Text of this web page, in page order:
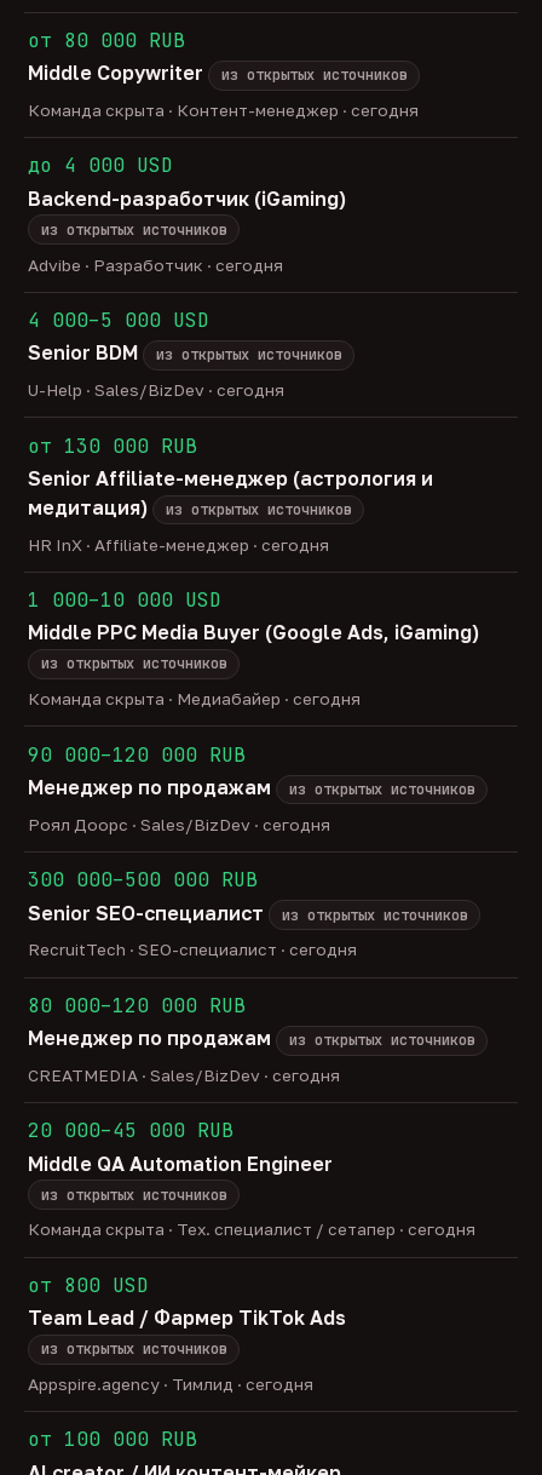
от 80 000 RUB
Middle Copywriter
из открытых источников
Команда скрыта · Контент-менеджер · сегодня
до 4 000 USD
Backend-разработчик (iGaming)
из открытых источников
Advibe · Разработчик · сегодня
4 000–5 000 USD
Senior BDM
из открытых источников
U-Help · Sales/BizDev · сегодня
от 130 000 RUB
Senior Affiliate-менеджер (астрология и
медитация)
из открытых источников
HR InX · Affiliate-менеджер · сегодня
1 000–10 000 USD
Middle PPC Media Buyer (Google Ads, iGaming)
из открытых источников
Команда скрыта · Медиабайер · сегодня
90 000–120 000 RUB
Менеджер по продажам
из открытых источников
Роял Доорс · Sales/BizDev · сегодня
300 000–500 000 RUB
Senior SEO-специалист
из открытых источников
RecruitTech · SEO-специалист · сегодня
80 000–120 000 RUB
Менеджер по продажам
из открытых источников
CREATMEDIA · Sales/BizDev · сегодня
20 000–45 000 RUB
Middle QA Automation Engineer
из открытых источников
Команда скрыта · Тех. специалист / сетапер · сегодня
от 800 USD
Team Lead / Фармер TikTok Ads
из открытых источников
Appspire.agency · Тимлид · сегодня
от 100 000 RUB